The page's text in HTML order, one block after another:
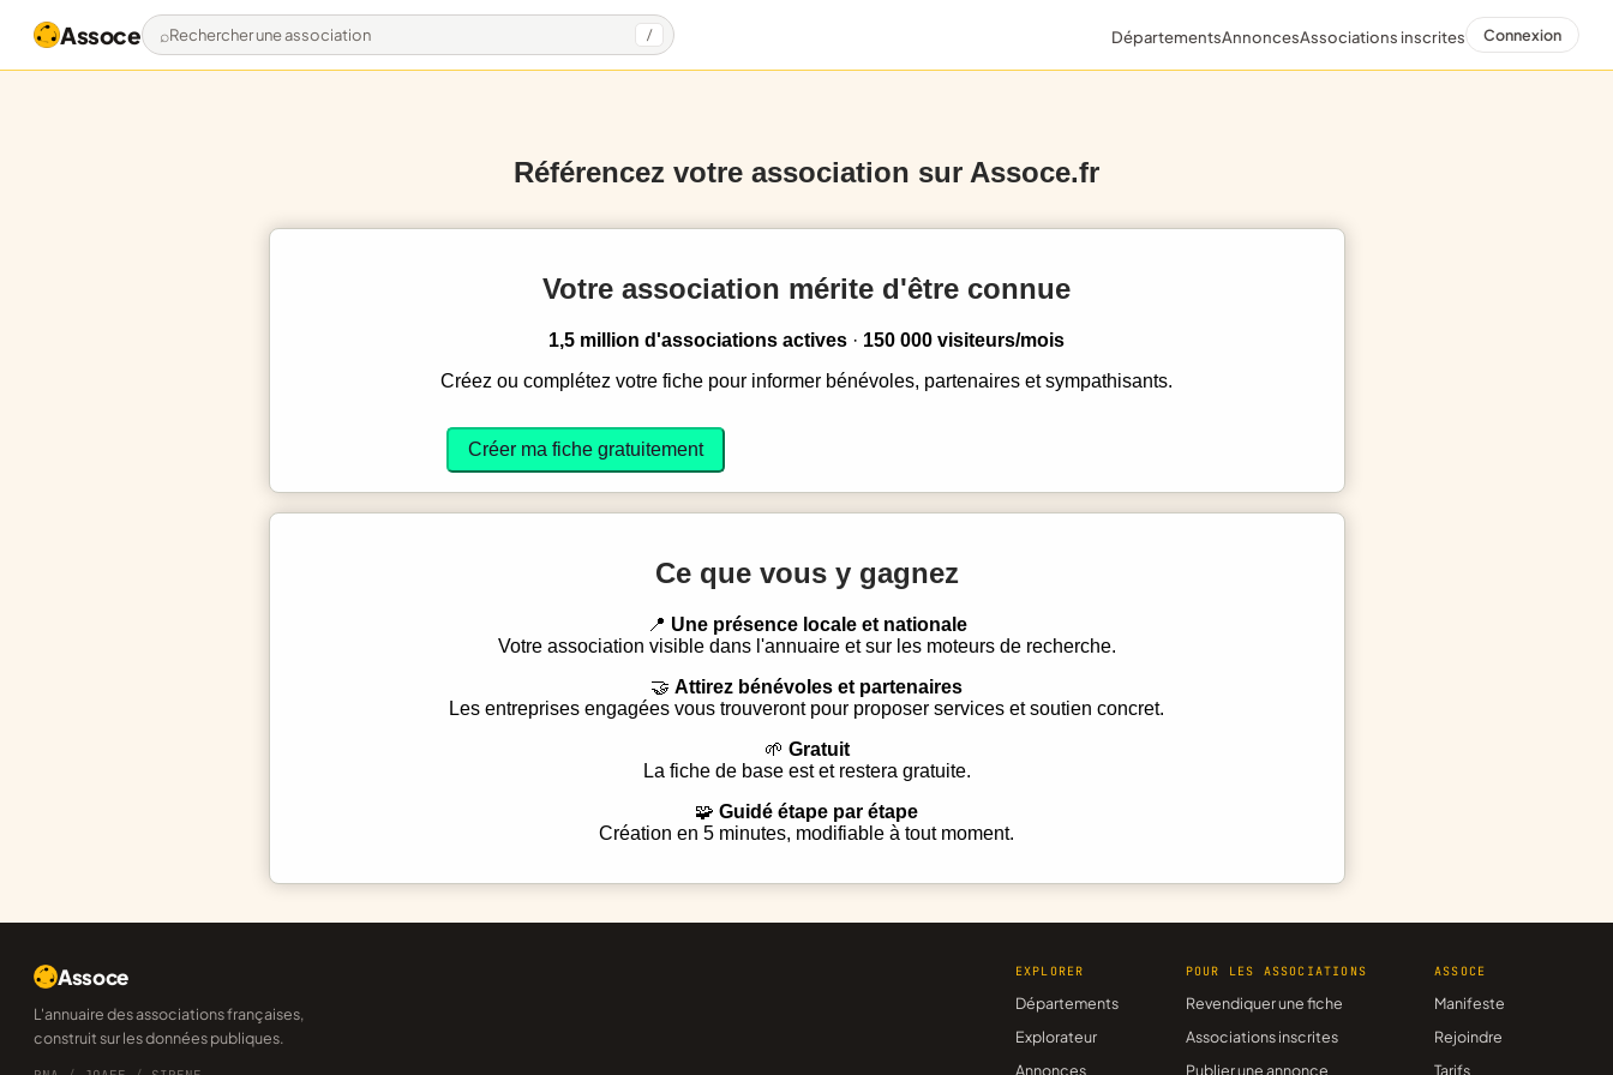
Assoce Rechercher une association / DépartementsAnnoncesAssociations inscrites Connexion
Référencez votre association sur Assoce.fr
Votre association mérite d'être connue
1,5 million d'associations actives · 150 000 visiteurs/mois
Créez ou complétez votre fiche pour informer bénévoles, partenaires et sympathisants.
Créer ma fiche gratuitement
Ce que vous y gagnez
Une présence locale et nationale
Votre association visible dans l'annuaire et sur les moteurs de recherche.
Attirez bénévoles et partenaires
Les entreprises engagées vous trouveront pour proposer services et soutien concret.
Gratuit
La fiche de base est et restera gratuite.
Guidé étape par étape
Création en 5 minutes, modifiable à tout moment.
Assoce
L'annuaire des associations françaises,
construit sur les données publiques.
EXPLORER
Départements
Explorateur
Annonces
POUR LES ASSOCIATIONS
Revendiquer une fiche
Associations inscrites
Publier une annonce
ASSOCE
Manifeste
Rejoindre
Tarifs